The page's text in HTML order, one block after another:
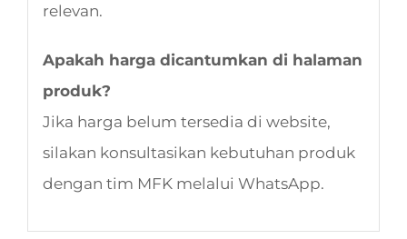
relevan.
Apakah harga dicantumkan di halaman
produk?
Jika harga belum tersedia di website,
silakan konsultasikan kebutuhan produk
dengan tim MFK melalui WhatsApp.